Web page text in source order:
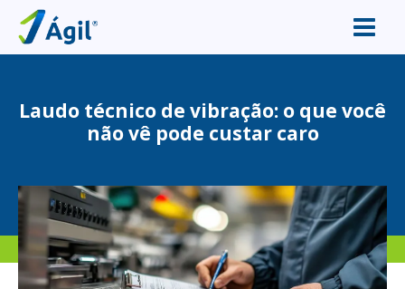
Laudo técnico de vibração: o que você
não vê pode custar caro